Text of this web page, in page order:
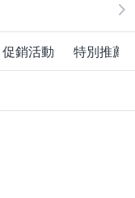
促銷活動 特別推薦